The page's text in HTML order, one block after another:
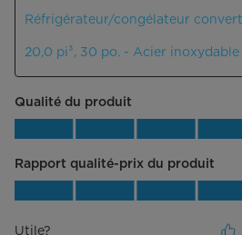
Matériau des tablettes
Tablettes de porte
1
Matériau de la tablette de porte
Tiroirs à légumes/rangement
Réfrigérateur/congélateur
20,0 pi³, 30 po. - Acier inoxydable
Qualité du produit
Qualité du produit,
Rapport qualité-prix du produit
Rapport qualité-prix
Utile?